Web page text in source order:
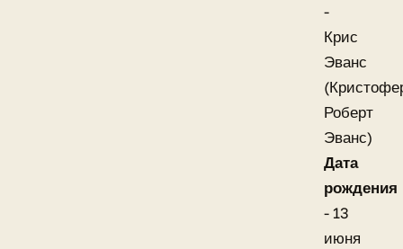
-
Крис
Эванс
Роберт
Эванс)
Дата
рождения
- 13
июня